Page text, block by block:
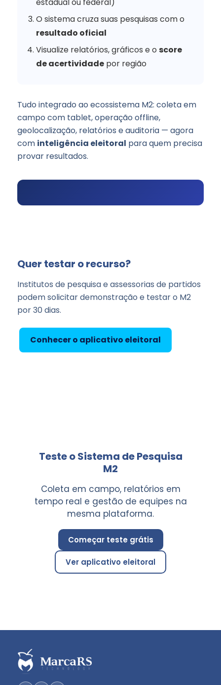
estadual ou federal)
O sistema cruza suas pesquisas com o
resultado oficial
Visualize relatórios, gráficos e o score
de acertividade por região
Tudo integrado ao ecossistema M2: coleta em
campo com tablet, operação offline,
geolocalização, relatórios e auditoria — agora
com inteligência eleitoral para quem precisa
provar resultados.
Quer testar o recurso?
Institutos de pesquisa e assessorias de partidos
podem solicitar demonstração e testar o M2
por 30 dias.
Conhecer o aplicativo eleitoral
Teste o Sistema de Pesquisa
M2
Coleta em campo, relatórios em
tempo real e gestão de equipes na
mesma plataforma.
Começar teste grátis
Ver aplicativo eleitoral